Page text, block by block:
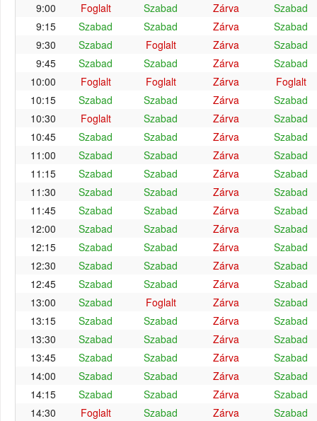
9:00
Foglalt Szabad Zárva
Szabad
9:15
Szabad Szabad Zárva
Szabad
9:30
Szabad Foglalt Zárva
Szabad
9:45
Szabad Szabad Zárva
Szabad
10:00
Foglalt Foglalt Zárva
Foglalt
10:15
Szabad Szabad Zárva
Szabad
10:30
Foglalt Szabad Zárva
Szabad
10:45
Szabad Szabad Zárva
Szabad
11:00
Szabad Szabad Zárva
Szabad
11:15
Szabad Szabad Zárva
Szabad
11:30
Szabad Szabad Zárva
Szabad
11:45
Szabad Szabad Zárva
Szabad
12:00
Szabad Szabad Zárva
Szabad
12:15
Szabad Szabad Zárva
Szabad
12:30
Szabad Szabad Zárva
Szabad
12:45
Szabad Szabad Zárva
Szabad
13:00
Szabad Foglalt Zárva
Szabad
13:15
Szabad Szabad Zárva
Szabad
13:30
Szabad Szabad Zárva
Szabad
13:45
Szabad Szabad Zárva
Szabad
14:00
Szabad Szabad Zárva
Szabad
14:15
Szabad Szabad Zárva
Szabad
14:30
Foglalt Szabad Zárva
Szabad